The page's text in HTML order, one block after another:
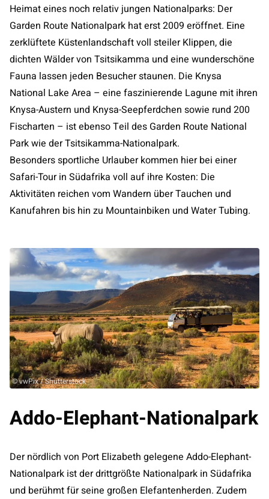
Heimat eines noch relativ jungen Nationalparks: Der
Garden Route Nationalpark hat erst 2009 eröffnet. Eine
zerklüftete Küstenlandschaft voll steiler Klippen, die
dichten Wälder von Tsitsikamma und eine wunderschöne
Fauna lassen jeden Besucher staunen. Die Knysa
National Lake Area – eine faszinierende Lagune mit ihren
Knysa-Austern und Knysa-Seepferdchen sowie rund 200
Fischarten – ist ebenso Teil des Garden Route National
Park wie der Tsitsikamma-Nationalpark.
Besonders sportliche Urlauber kommen hier bei einer
Safari-Tour in Südafrika voll auf ihre Kosten: Die
Aktivitäten reichen vom Wandern über Tauchen und
Kanufahren bis hin zu Mountainbiken und Water Tubing.
© vwPix / Shutterstock
Addo-Elephant-Nationalpark
Der nördlich von Port Elizabeth gelegene Addo-Elephant-
Nationalpark ist der drittgrößte Nationalpark in Südafrika
und berühmt für seine großen Elefantenherden. Zudem